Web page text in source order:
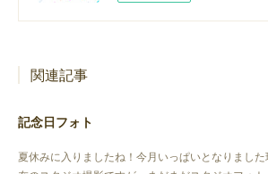
関連記事
記念日フォト
夏休みに入りましたね！今月いっぱいとなりました